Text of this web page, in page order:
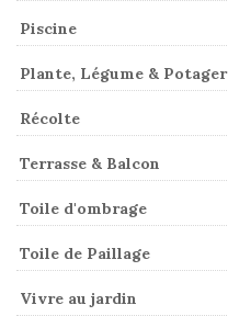
Piscine
Plante, Légume & Potager
Récolte
Terrasse & Balcon
Toile d'ombrage
Toile de Paillage
Vivre au jardin